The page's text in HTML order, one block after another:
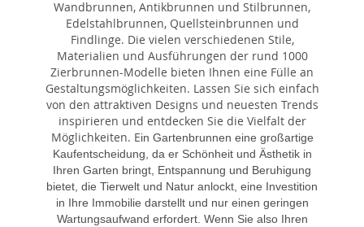
Wandbrunnen, Antikbrunnen und Stilbrunnen,
Edelstahlbrunnen, Quellsteinbrunnen und
Findlinge. Die vielen verschiedenen Stile,
Materialien und Ausführungen der rund 1000
Zierbrunnen-Modelle bieten Ihnen eine Fülle an
Gestaltungsmöglichkeiten. Lassen Sie sich einfach
von den attraktiven Designs und neuesten Trends
inspirieren und entdecken Sie die Vielfalt der
Möglichkeiten. Ein Gartenbrunnen eine großartige
Kaufentscheidung, da er Schönheit und Ästhetik in
Ihren Garten bringt, Entspannung und Beruhigung
bietet, die Tierwelt und Natur anlockt, eine Investition
in Ihre Immobilie darstellt und nur einen geringen
Wartungsaufwand erfordert. Wenn Sie also Ihren